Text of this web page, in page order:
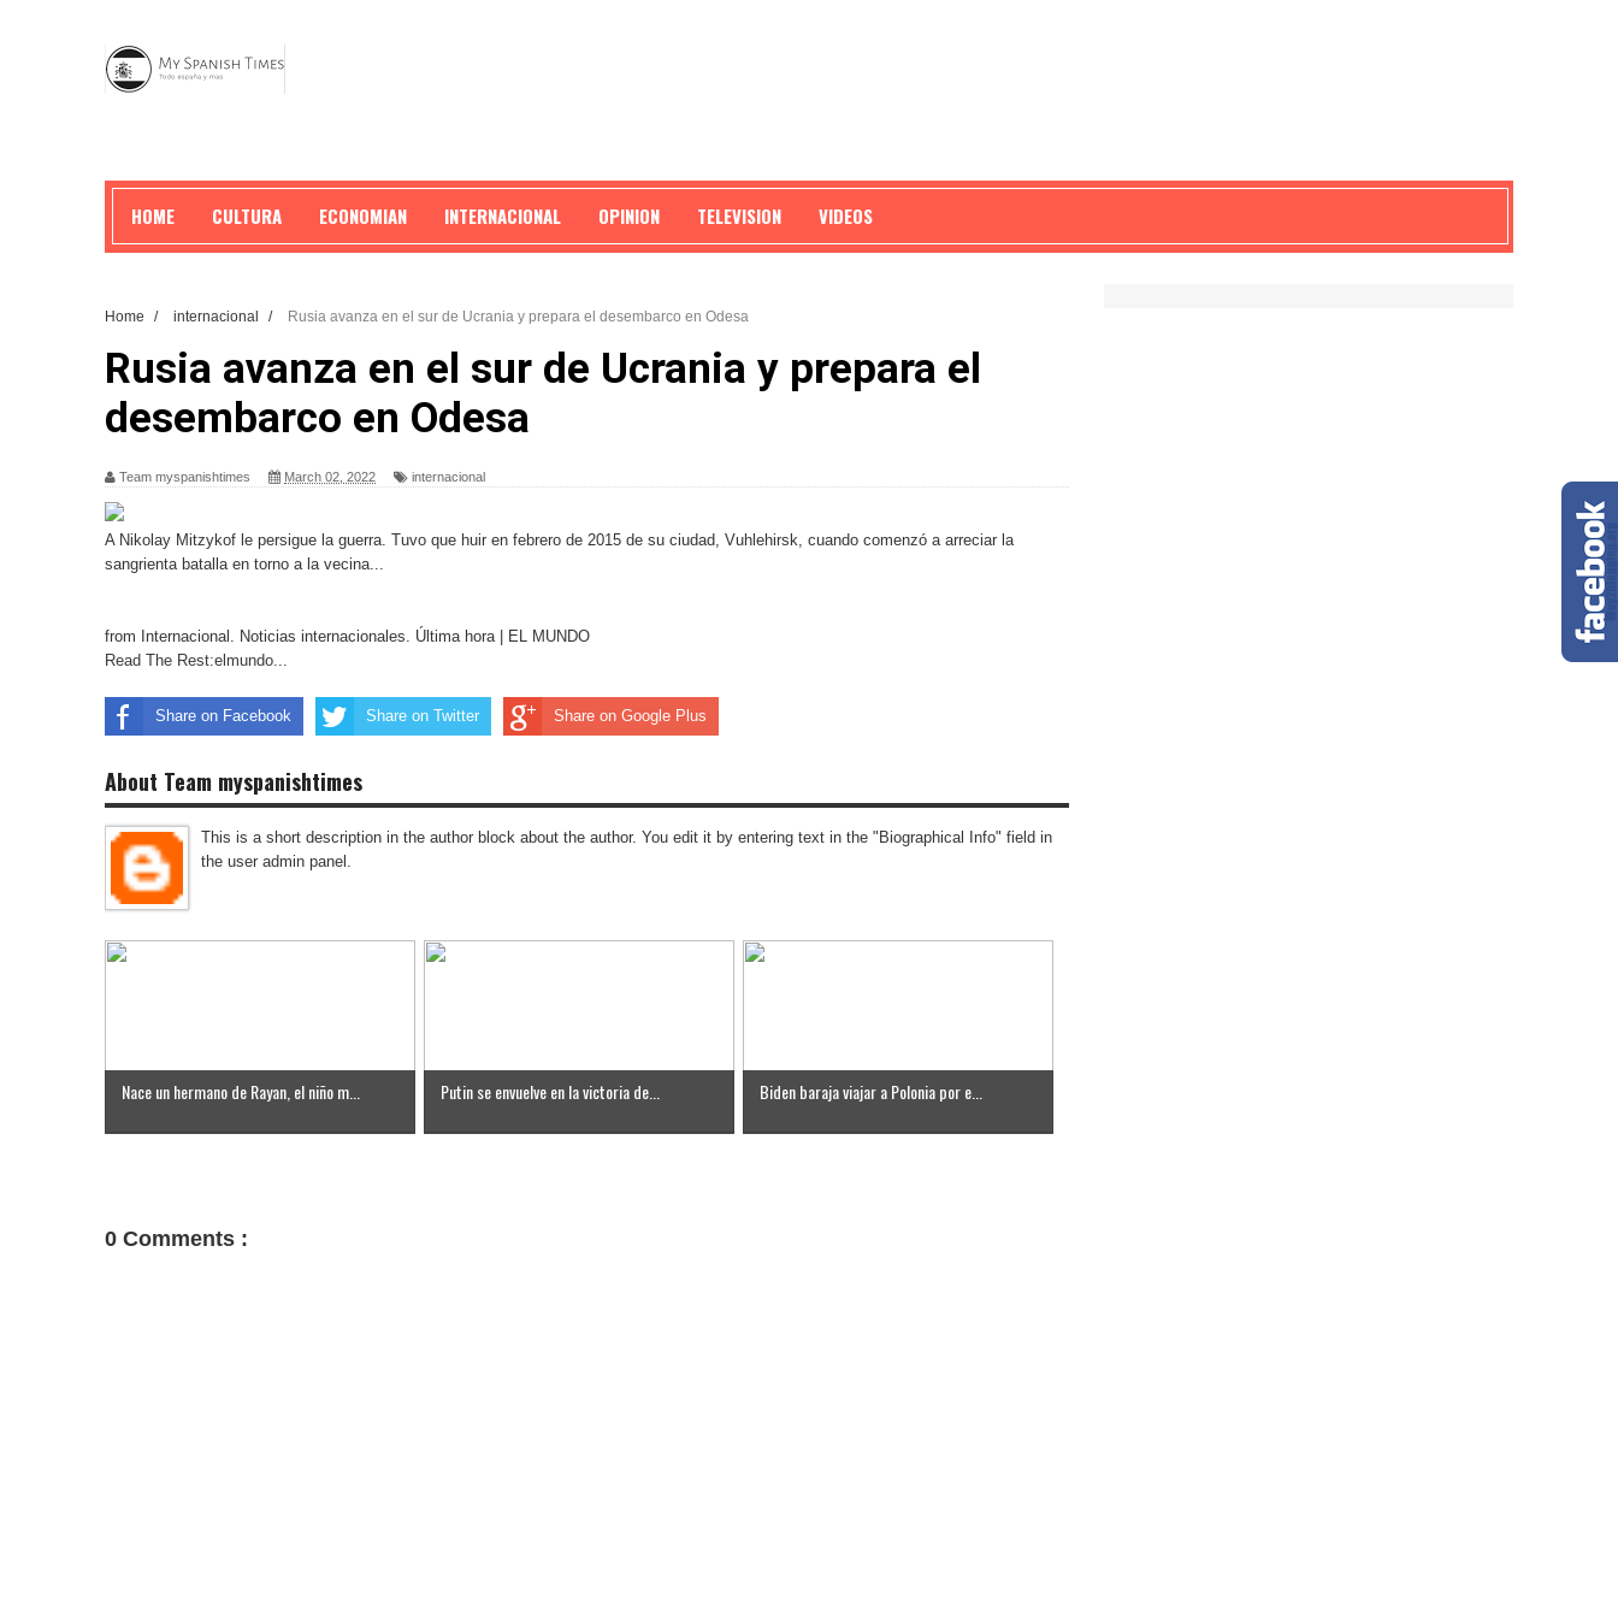
HOME CULTURA ECONOMIAN INTERNACIONAL OPINION TELEVISION VIDEOS
Home / internacional / Rusia avanza en el sur de Ucrania y prepara el desembarco en Odesa
Rusia avanza en el sur de Ucrania y prepara el
desembarco en Odesa
Team myspanishtimes March 02, 2022 internacional
A Nikolay Mitzykof le persigue la guerra. Tuvo que huir en febrero de 2015 de su ciudad, Vuhlehirsk, cuando comenzó a arreciar la
sangrienta batalla en torno a la vecina...
from Internacional. Noticias internacionales. Última hora | EL MUNDO
Read The Rest:elmundo...
Share on Facebook Share on Twitter Share on Google Plus
About Team myspanishtimes
This is a short description in the author block about the author. You edit it by entering text in the "Biographical Info" field in
the user admin panel.
Nace un hermano de Rayan, el niño m... Putin se envuelve en la victoria de... Biden baraja viajar a Polonia por e...
0 Comments :